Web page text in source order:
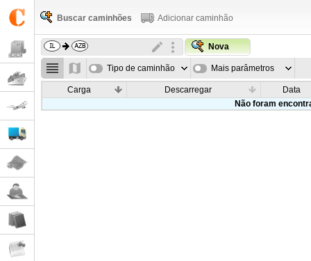
Buscar caminhões Adicionar caminhão
Nova
Tipo de caminhão Mais parâmetros
Carga Descarregar
Data
Não foram